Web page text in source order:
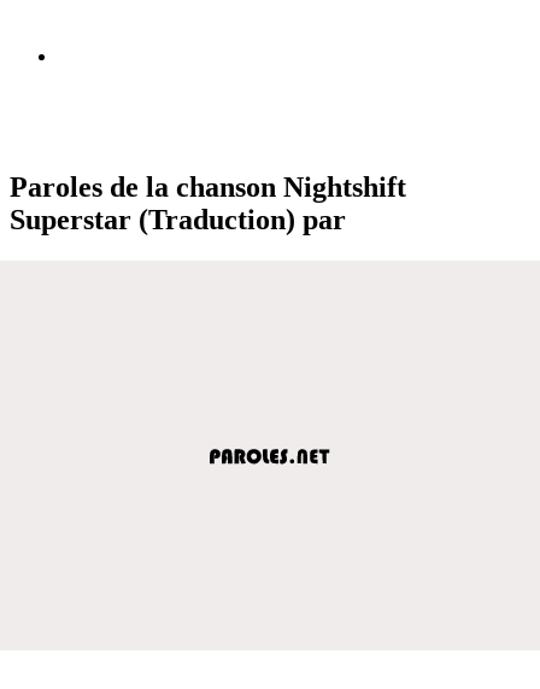
Paroles de la chanson Nightshift
Superstar (Traduction) par